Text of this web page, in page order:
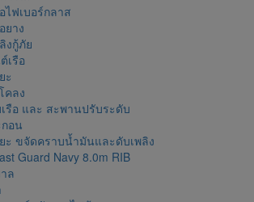
ไฟเบอร์กลาส
ยาง
งกู้ภัย
เรือ
ะ
คลง
รือ และ สะพานปรับระดับ
อน
ยะ ขจัดคราบน้ำมันและดับเพลิง
Guard Navy 8.0m RIB
ล